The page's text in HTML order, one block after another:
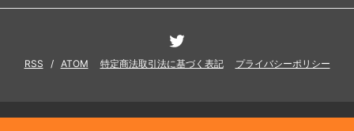
RSS / ATOM 特定商法取引法に基づく表記 プライバシーポリシー